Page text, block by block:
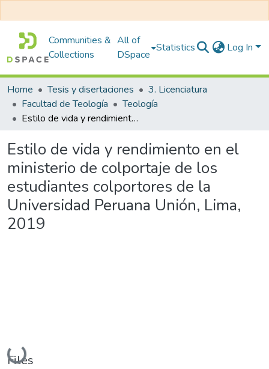
Communities &
Collections
All of
DSpace
Statistics Log In
Home Tesis y disertaciones
3. Licenciatura
Facultad de Teología
Teología
Estilo de vida y rendimiento en el ministerio de colportaje de los estudiantes colportores de la Universidad Peruana Unión, Lima, 2019
Estilo de vida y rendimiento en el
ministerio de colportaje de los
estudiantes colportores de la
Universidad Peruana Unión, Lima,
2019
Loading...
Files